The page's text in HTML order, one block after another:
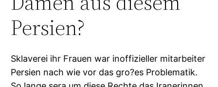
Persien?
Sklaverei ihr Frauen war inoffizieller mitarbeiter
Persien nach wie vor das gro?es Problematik.